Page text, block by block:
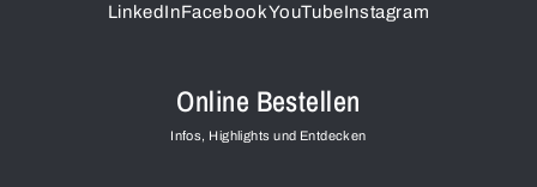
LinkedInFacebookYouTubeInstagram
Online Bestellen
Infos, Highlights und Entdecken